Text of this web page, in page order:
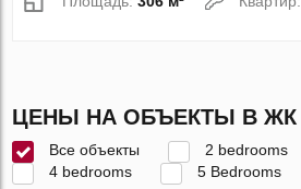
ЦЕНЫ НА ОБЪЕКТЫ В ЖК
Все объекты 2 bedrooms
4 bedrooms
5 Bedrooms